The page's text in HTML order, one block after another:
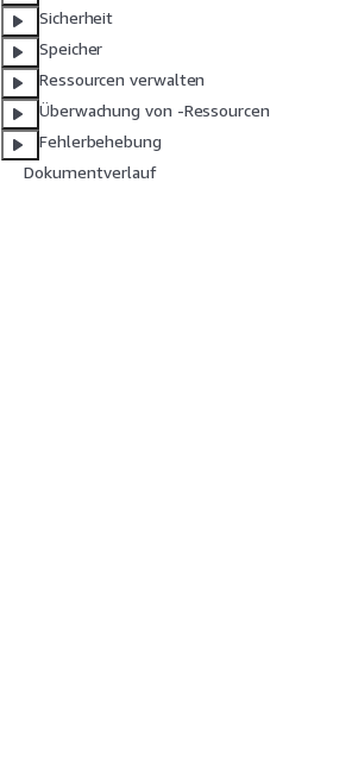
Sicherheit
Speicher
Ressourcen verwalten
Überwachung von -Ressourcen
Fehlerbehebung
Dokumentverlauf